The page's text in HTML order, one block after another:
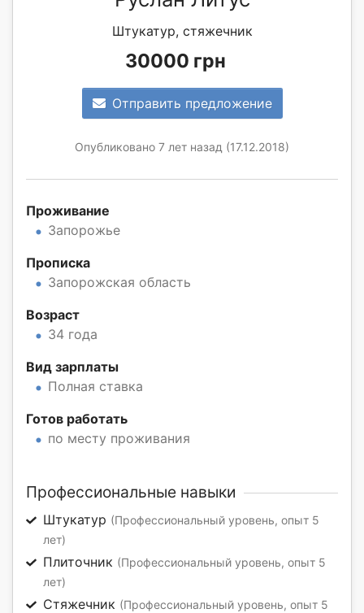
Штукатур, стяжечник
30000 грн
Отправить предложение
Опубликовано 7 лет назад (17.12.2018)
Проживание
Запорожье
Прописка
Запорожская область
Возраст
34 года
Вид зарплаты
Полная ставка
Готов работать
по месту проживания
Профессиональные навыки
Штукатур (Профессиональный уровень, опыт 5
лет)
Плиточник (Профессиональный уровень, опыт 5
лет)
Стяжечник (Профессиональный уровень, опыт 5